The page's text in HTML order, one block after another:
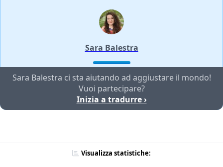
Sara Balestra
Sara Balestra ci sta aiutando ad aggiustare il mondo!
Vuoi partecipare?
Inizia a tradurre ›
Visualizza statistiche: